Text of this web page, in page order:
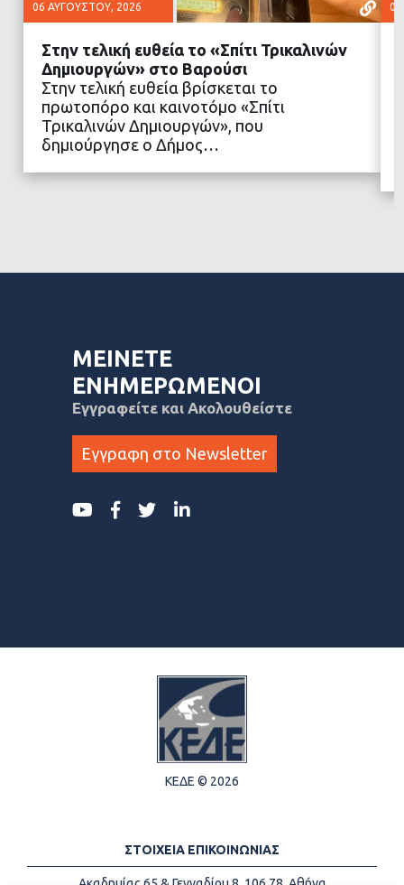
06 ΑΥΓΟΎΣΤΟΥ, 2026
ΔΙΑΒΑΣΤΕ ΠΕΡΙΣΣΟΤΕΡΑ
Στην τελική ευθεία το «Σπίτι Τρικαλινών
Δημιουργών» στο Βαρούσι
Στην τελική ευθεία βρίσκεται το
πρωτοπόρο και καινοτόμο «Σπίτι
Τρικαλινών Δημιουργών», που
δημιούργησε ο Δήμος…
ΜΕΙΝΕΤΕ
ΕΝΗΜΕΡΩΜΕΝΟΙ
Εγγραφείτε και Ακολουθείστε
Εγγραφη στο Newsletter
ΚΕΔΕ © 2026
ΣΤΟΙΧΕΙΑ ΕΠΙΚΟΙΝΩΝΙΑΣ